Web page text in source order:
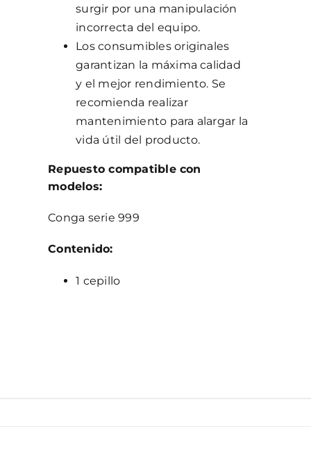
surgir por una manipulación
incorrecta del equipo.
Los consumibles originales
garantizan la máxima calidad
y el mejor rendimiento. Se
recomienda realizar
mantenimiento para alargar la
vida útil del producto.
Repuesto compatible con
modelos:
Conga serie 999
Contenido:
1 cepillo